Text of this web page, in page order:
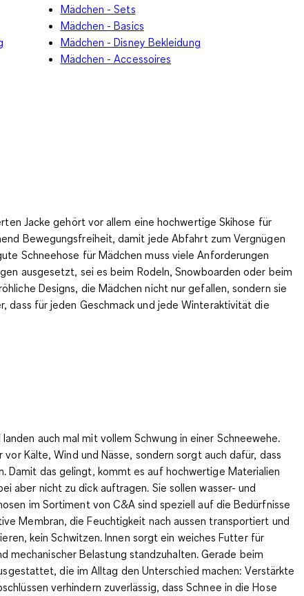
Mädchen - Sets
Mädchen - Basics
Mädchen - Disney Bekleidung
Mädchen - Accessoires
Jacke gehört vor allem eine hochwertige Skihose für
Bewegungsfreiheit, damit jede Abfahrt zum Vergnügen
Schneehose für Mädchen muss viele Anforderungen
ausgesetzt, sei es beim Rodeln, Snowboarden oder beim
Designs, die Mädchen nicht nur gefallen, sondern sie
dass für jeden Geschmack und jede Winteraktivität die
auch mal mit vollem Schwung in einer Schneewehe.
Kälte, Wind und Nässe, sondern sorgt auch dafür, dass
Damit das gelingt, kommt es auf hochwertige Materialien
aber nicht zu dick auftragen. Sie sollenwasser- und
im Sortiment von C&A sind speziell auf die Bedürfnisse
Membran, die Feuchtigkeit nach aussen transportiert und
kein Schwitzen. Innen sorgt ein weiches Futterfür
mechanischer Belastung standzuhalten. Gerade beim
die im Alltag den Unterschied machen:Verstärkte
verhindern zuverlässig, dass Schnee in die Hose